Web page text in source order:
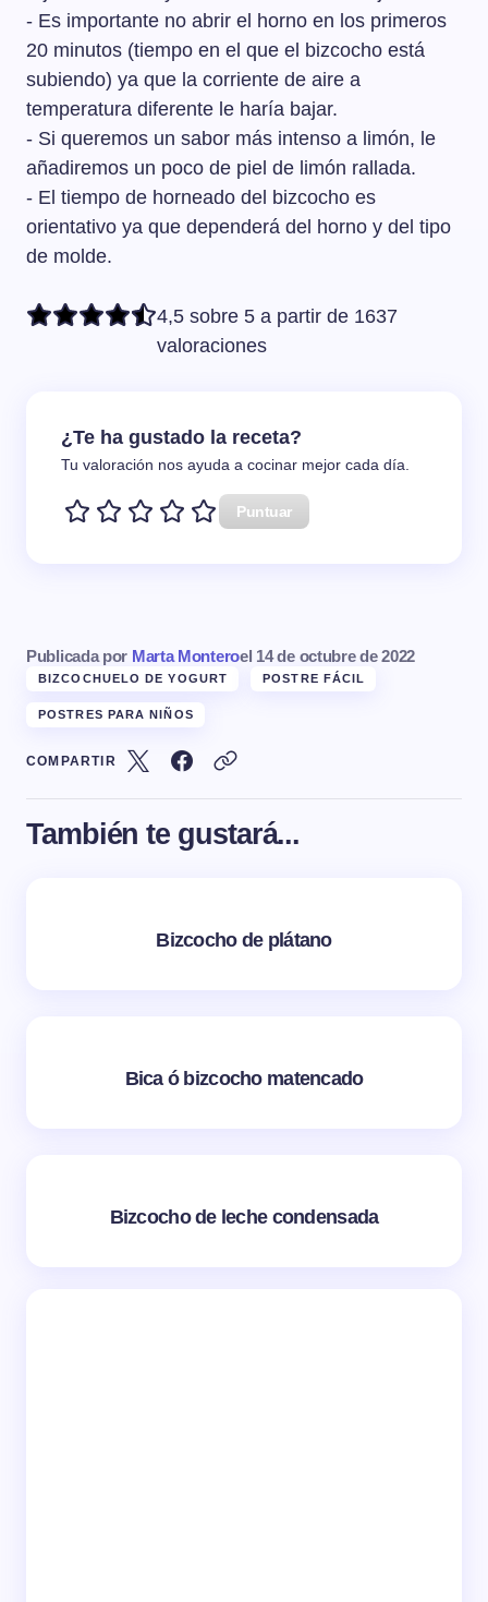
- Es importante no abrir el horno en los primeros
20 minutos (tiempo en el que el bizcocho está
subiendo) ya que la corriente de aire a
temperatura diferente le haría bajar.
- Si queremos un sabor más intenso a limón, le
añadiremos un poco de piel de limón rallada.
- El tiempo de horneado del bizcocho es
orientativo ya que dependerá del horno y del tipo
de molde.
4,5 sobre 5 a partir de 1637
valoraciones
¿Te ha gustado la receta?
Tu valoración nos ayuda a cocinar mejor cada día.
Puntuar
Publicada por Marta Monteroel 14 de octubre de 2022
BIZCOCHUELO DE YOGURT POSTRE FÁCIL
POSTRES PARA NIÑOS
COMPARTIR
También te gustará...
Bizcocho de plátano
Bica ó bizcocho matencado
Bizcocho de leche condensada